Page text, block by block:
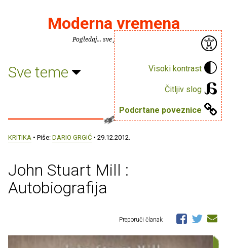
Visoki kontrast
Čitljiv slog
Podcrtane poveznice
Moderna vremena
Pogledaj... sve je puno knjiga.
Sve teme
KRITIKA • Piše: DARIO GRGIĆ • 29.12.2012.
John Stuart Mill :
Autobiografija
Preporuči članak